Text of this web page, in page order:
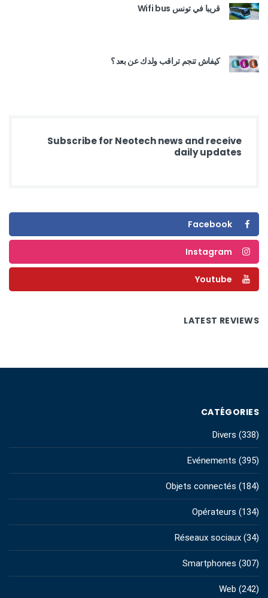
قريبا في تونس Wifi bus
كيفاش تنجم تراقب ولدك عن بعد ؟
Subscribe for Neotech news and receive
daily updates
Facebook
Instagram
Youtube
LATEST REVIEWS
CATÉGORIES
Divers (338)
Evénements (395)
Objets connectés (184)
Opérateurs (134)
Réseaux sociaux (34)
Smartphones (307)
Web (242)